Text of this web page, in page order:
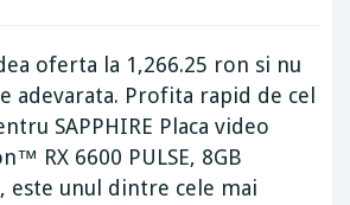
oferta la 1,266.25 ron si nu
adevarata. Profita rapid de cel
SAPPHIRE Placa video
RX 6600 PULSE, 8GB
este unul dintre cele mai